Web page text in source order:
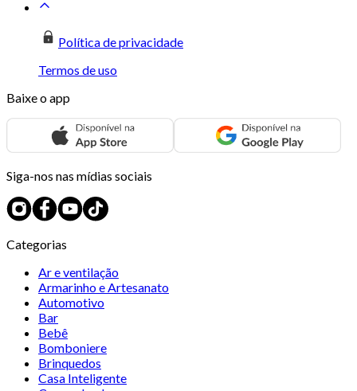
Política de privacidade
Termos de uso
Baixe o app
Siga-nos nas mídias sociais
Categorias
Ar e ventilação
Armarinho e Artesanato
Automotivo
Bar
Bebê
Bomboniere
Brinquedos
Casa Inteligente